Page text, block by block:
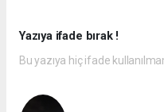
Yazıya ifade bırak !
Bu yazıya hiç ifade